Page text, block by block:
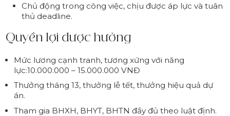
Chủ động trong công việc, chịu được áp lực và tuân
thủ deadline.
Quyền lợi được hưởng
Mức lương cạnh tranh, tương xứng với năng
lực:10.000.000 – 15.000.000 VNĐ
Thưởng tháng 13, thưởng lễ tết, thưởng hiệu quả dự
án.
Tham gia BHXH, BHYT, BHTN đầy đủ theo luật định.